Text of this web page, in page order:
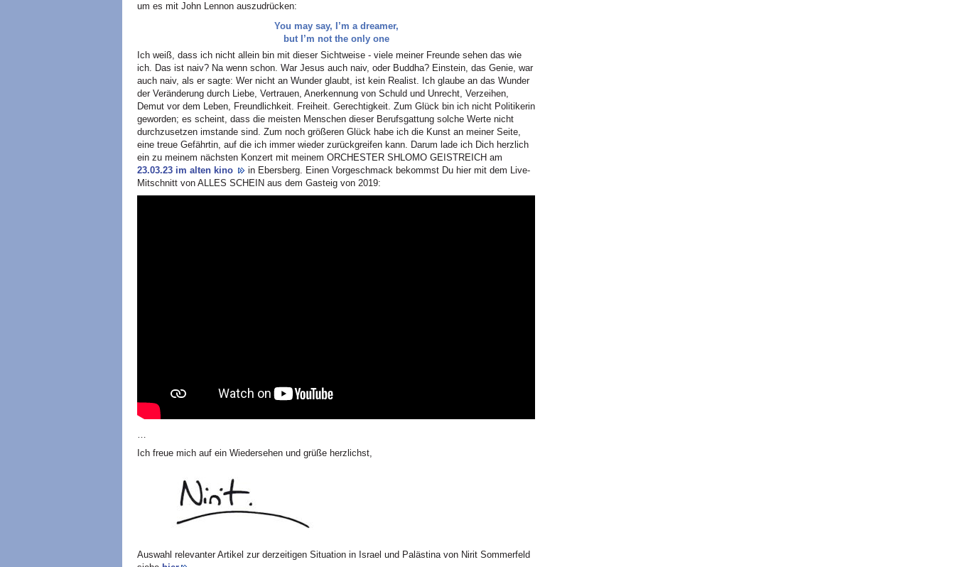
um es mit John Lennon auszudrücken:
You may say, I’m a dreamer,
but I’m not the only one
Ich weiß, dass ich nicht allein bin mit dieser Sichtweise - viele meiner Freunde sehen das wie
ich. Das ist naiv? Na wenn schon. War Jesus auch naiv, oder Buddha? Einstein, das Genie, war
auch naiv, als er sagte: Wer nicht an Wunder glaubt, ist kein Realist. Ich glaube an das Wunder
der Veränderung durch Liebe, Vertrauen, Anerkennung von Schuld und Unrecht, Verzeihen,
Demut vor dem Leben, Freundlichkeit. Freiheit. Gerechtigkeit. Zum Glück bin ich nicht Politikerin
geworden; es scheint, dass die meisten Menschen dieser Berufsgattung solche Werte nicht
durchzusetzen imstande sind. Zum noch größeren Glück habe ich die Kunst an meiner Seite,
eine treue Gefährtin, auf die ich immer wieder zurückgreifen kann. Darum lade ich Dich herzlich
ein zu meinem nächsten Konzert mit meinem ORCHESTER SHLOMO GEISTREICH am
23.03.23 im alten kino
in Ebersberg. Einen Vorgeschmack bekommst Du hier mit dem Live-
Mitschnitt von ALLES SCHEIN aus dem Gasteig von 2019:
…
Ich freue mich auf ein Wiedersehen und grüße herzlichst,
Auswahl relevanter Artikel zur derzeitigen Situation in Israel und Palästina von Nirit Sommerfeld